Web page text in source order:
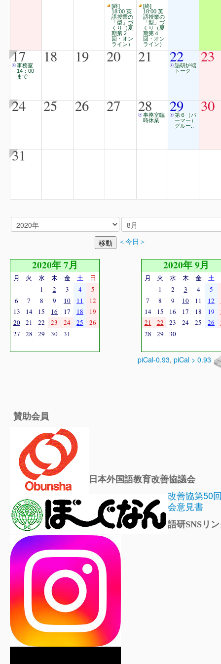
[終]
18:00 英
語授業の
「型」づ
くり（夏
期第２
回・オン
ライン）
[終]
18:00 英
語授業の
「型」づ
くり（夏
期第４
回・オン
ライン）
17
事務室
14：00
まで
18 19 20 21 22
語研炉端
トーク
23
24 25 26 27 28
事務室臨
時休業
29
第６（パ
ーマー）
グルー..
30
31
＜今日＞
2020年 7月
月 火 水 木 金 土
日
1
2 3 4
5
6
7 8 9 10 11
12
13
14 15 16 17 18
19
20
21 22 23 24 25
26
27
28 29 30 31
2020年 9月
月 火 水 木 金 土
1
2 3 4
5
7
8 9 10 11 12
14
15 16 17 18 19
21
22 23 24 25 26
28
29 30
piCal-0.93, piCal > 0.93
賛助会員
日本外国語教育改善協議会
改善協第50
会意見書
語研SNSリ